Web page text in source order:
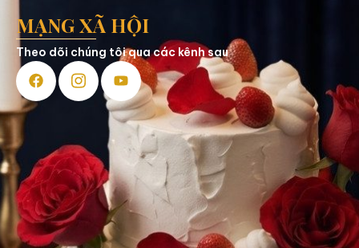
MẠNG XÃ HỘI
Theo dõi chúng tôi qua các kênh sau